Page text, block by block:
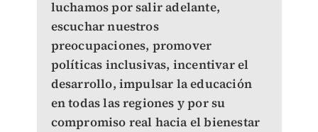
luchamos por salir adelante,
escuchar nuestros
preocupaciones, promover
políticas inclusivas, incentivar el
desarrollo, impulsar la educación
en todas las regiones y por su
compromiso real hacia el bienestar